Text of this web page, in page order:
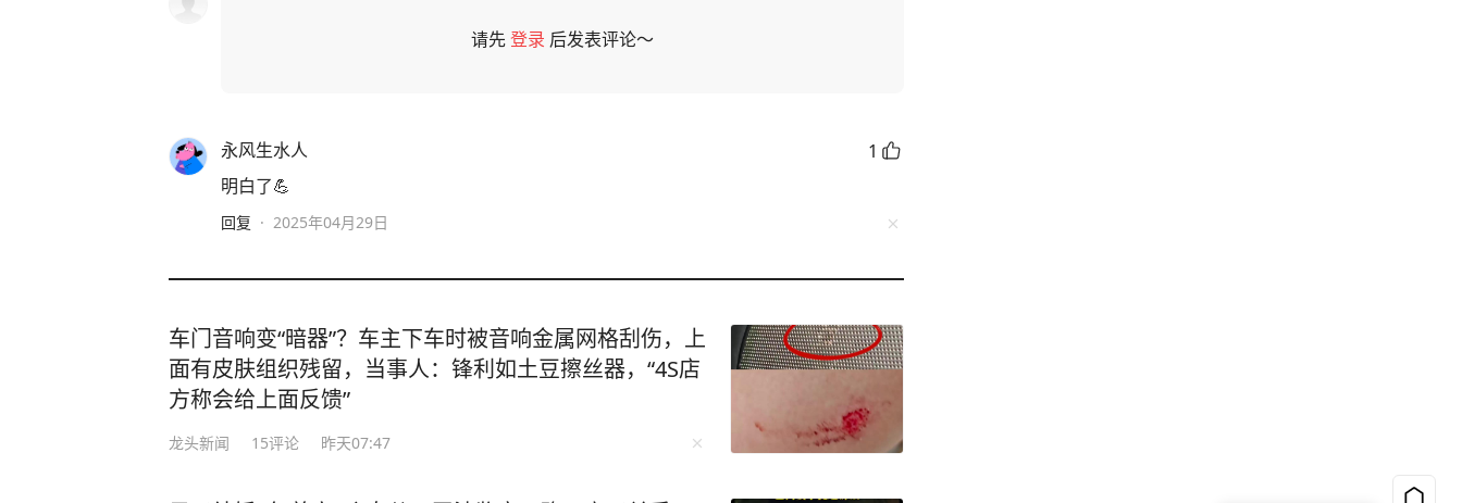
请先登录 后发表评论～
永风生水人
1
明白了💪
回复 · 2025年04月29日
车门音响变“暗器”？车主下车时被音响金属网格刮伤，上
面有皮肤组织残留，当事人：锋利如土豆擦丝器，“4S店
方称会给上面反馈”
龙头新闻 15评论 昨天07:47